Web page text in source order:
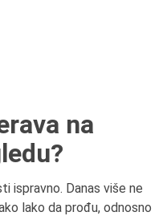
na
ispravno. Danas više ne
lako da prođu, odnosno